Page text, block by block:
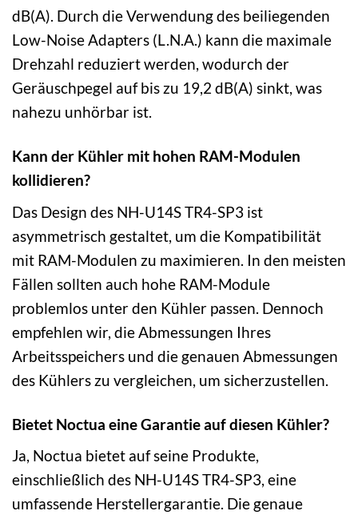
dB(A). Durch die Verwendung des beiliegenden
Low-Noise Adapters (L.N.A.) kann die maximale
Drehzahl reduziert werden, wodurch der
Geräuschpegel auf bis zu 19,2 dB(A) sinkt, was
nahezu unhörbar ist.
Kann der Kühler mit hohen RAM-Modulen
kollidieren?
Das Design des NH-U14S TR4-SP3 ist
asymmetrisch gestaltet, um die Kompatibilität
mit RAM-Modulen zu maximieren. In den meisten
Fällen sollten auch hohe RAM-Module
problemlos unter den Kühler passen. Dennoch
empfehlen wir, die Abmessungen Ihres
Arbeitsspeichers und die genauen Abmessungen
des Kühlers zu vergleichen, um sicherzustellen.
Bietet Noctua eine Garantie auf diesen Kühler?
Ja, Noctua bietet auf seine Produkte,
einschließlich des NH-U14S TR4-SP3, eine
umfassende Herstellergarantie. Die genaue